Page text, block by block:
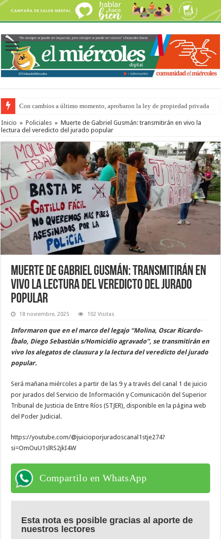
Con cambios a último momento, aprobaron la ley de propiedad privada
Inicio » Policiales » Muerte de Gabriel Gusmán: transmitirán en vivo la
lectura del veredicto del jurado popular
Muerte de Gabriel Gusmán: transmitirán en
vivo la lectura del veredicto del jurado
popular
18 noviembre, 2025 102 Visitas
Informaron que en el marco del legajo “Molina, Oscar Ricardo-
Íbalo, Diego Sebastián s/Homicidio agravado”, se transmitirán en
vivo los alegatos de clausura y la lectura del veredicto del jurado
popular.
Será mañana miércoles a partir de las 9 y a través del canal 1 de juicio
por jurados del Servicio de Información y Comunicación del Superior
Tribunal de Justicia de Entre Ríos (STJER), disponible en la página web
del Poder Judicial.
https://youtube.com/@juicioporjuradoscanal1stje274?
si=OmOuU1slRS2jkI4W
Compartilo en WhatsApp
Esta nota es posible gracias al aporte de
nuestros lectores